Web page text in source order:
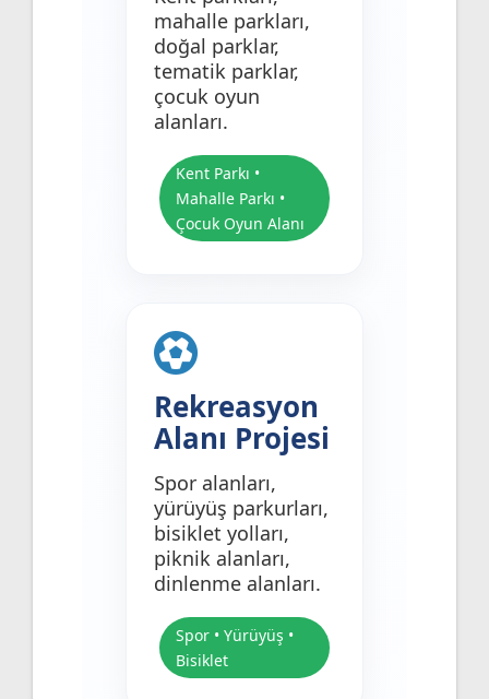
mahalle parkları,
doğal parklar,
tematik parklar,
çocuk oyun
alanları.
Kent Parkı •
Mahalle Parkı •
Çocuk Oyun Alanı
Rekreasyon
Alanı Projesi
Spor alanları,
yürüyüş parkurları,
bisiklet yolları,
piknik alanları,
dinlenme alanları.
Spor • Yürüyüş •
Bisiklet